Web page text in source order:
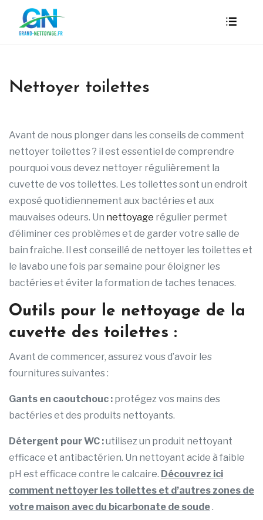
Nettoyer toilettes
Avant de nous plonger dans les conseils de comment
nettoyer toilettes ? il est essentiel de comprendre
pourquoi vous devez nettoyer régulièrement la
cuvette de vos toilettes. Les toilettes sont un endroit
exposé quotidiennement aux bactéries et aux
mauvaises odeurs. Un nettoyage régulier permet
d’éliminer ces problèmes et de garder votre salle de
bain fraîche. Il est conseillé de nettoyer les toilettes et
le lavabo une fois par semaine pour éloigner les
bactéries et éviter la formation de taches tenaces.
Outils pour le nettoyage de la
cuvette des toilettes :
Avant de commencer, assurez vous d’avoir les
fournitures suivantes :
Gants en caoutchouc : protégez vos mains des
bactéries et des produits nettoyants.
Détergent pour WC :utilisez un produit nettoyant
efficace et antibactérien. Un nettoyant acide à faible
pH est efficace contre le calcaire. Découvrez ici
comment nettoyer les toilettes et d’autres zones de
votre maison avec du bicarbonate de soude.